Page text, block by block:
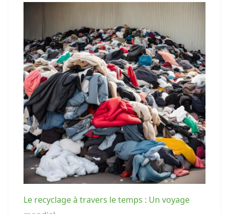
Le recyclage à travers le temps : Un voyage